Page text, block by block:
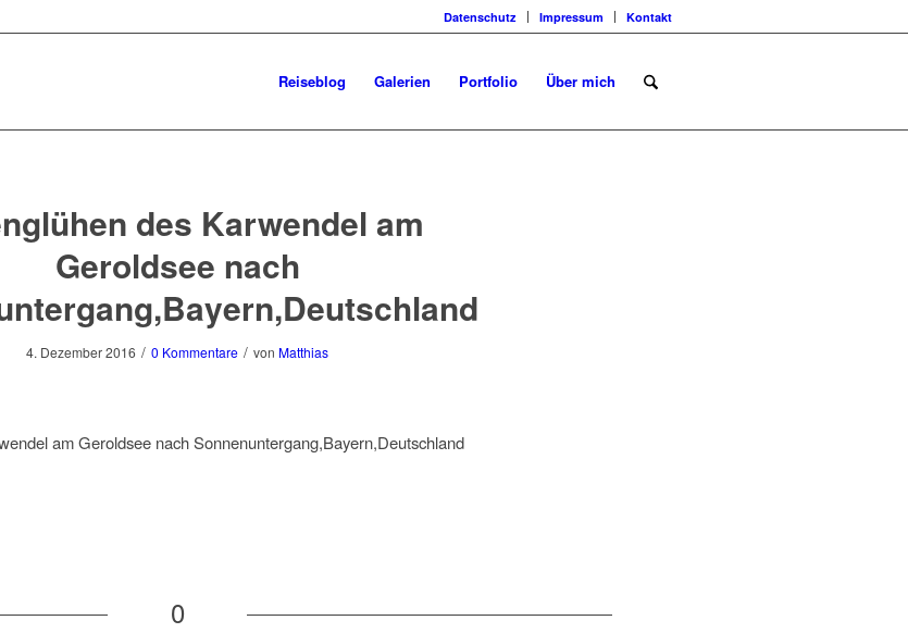
Datenschutz Impressum Kontakt
Reiseblog Galerien Portfolio Über mich
des Karwendel am
Geroldsee nach
4. Dezember 2016 / 0 Kommentare / von Matthias
am Geroldsee nach Sonnenuntergang,Bayern,Deutschland
0